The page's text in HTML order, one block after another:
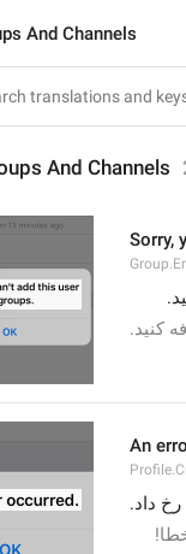
And Channels
And Channels
Sorry,
کنید.
An
داد.